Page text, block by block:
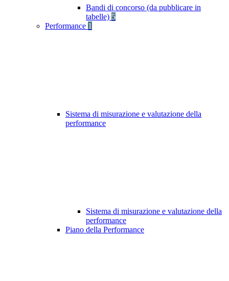
Bandi di concorso (da pubblicare in
tabelle) 5
Performance 1
Sistema di misurazione e valutazione della
performance
Sistema di misurazione e valutazione della
performance
Piano della Performance